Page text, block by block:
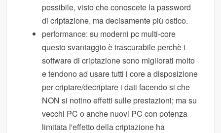
possibile, visto che conoscete la password
di criptazione, ma decisamente più ostico.
performance: su moderni pc multi-core
questo svantaggio è trascurabile perchè i
software di criptazione sono migliorati molto
e tendono ad usare tutti i core a disposizione
per criptare/decriptare i dati facendo si che
NON si notino effetti sulle prestazioni; ma su
vecchi PC o anche nuovi PC con potenza
limitata l'effetto della criptazione ha